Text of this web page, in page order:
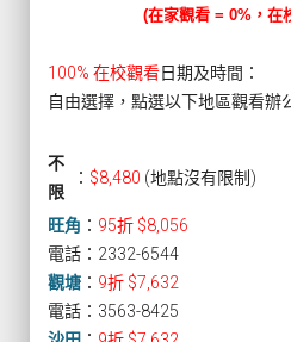
(在家觀看 = 0%，在
100% 在校觀看日期及時間：
自由選擇，點選以下地區觀看辦
不
限
： $8,480 (地點沒有限制)
旺角 ： 95折 $8,056
電話：2332-6544
觀塘 ： 9折 $7,632
電話：3563-8425